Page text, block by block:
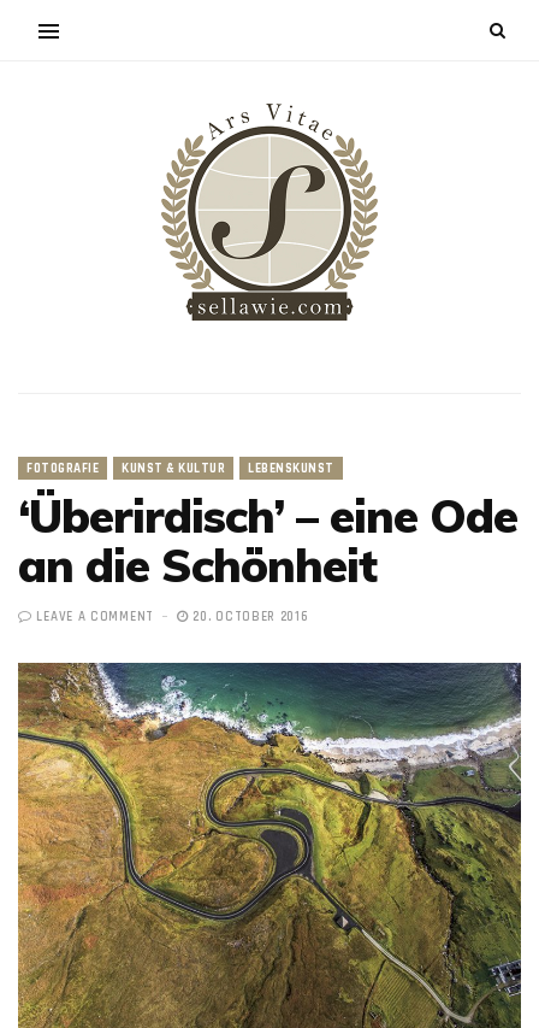
FOTOGRAFIE KUNST & KULTUR LEBENSKUNST
‘Überirdisch’ – eine Ode
an die Schönheit
LEAVE A COMMENT 20. OCTOBER 2016